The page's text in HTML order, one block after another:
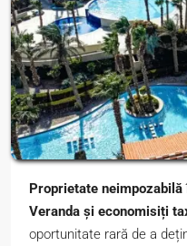
Proprietate
Veranda și economisiți
oportunitate rară de a